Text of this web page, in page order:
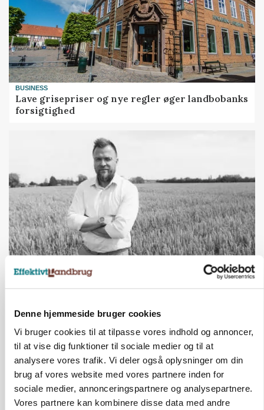
Denne hjemmeside bruger cookies
Vi bruger cookies til at tilpasse vores indhold og annoncer,
til at vise dig funktioner til sociale medier og til at
analysere vores trafik. Vi deler også oplysninger om din
brug af vores website med vores partnere inden for
sociale medier, annonceringspartnere og analysepartnere.
Vores partnere kan kombinere disse data med andre
BUSINESS
Lave grisepriser og nye regler øger landbobanks
forsigtighed
LEDER
HØST-TOUR